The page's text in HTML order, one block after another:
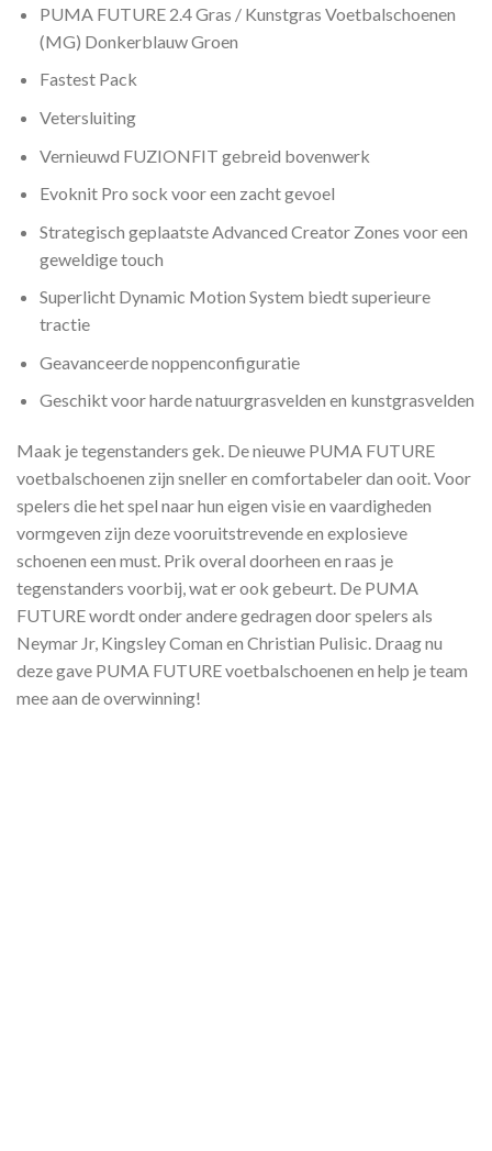
PUMA FUTURE 2.4 Gras / Kunstgras Voetbalschoenen
(MG) Donkerblauw Groen
Fastest Pack
Vetersluiting
Vernieuwd FUZIONFIT gebreid bovenwerk
Evoknit Pro sock voor een zacht gevoel
Strategisch geplaatste Advanced Creator Zones voor een
geweldige touch
Superlicht Dynamic Motion System biedt superieure
tractie
Geavanceerde noppenconfiguratie
Geschikt voor harde natuurgrasvelden en kunstgrasvelden
Maak je tegenstanders gek. De nieuwe PUMA FUTURE
voetbalschoenen zijn sneller en comfortabeler dan ooit. Voor
spelers die het spel naar hun eigen visie en vaardigheden
vormgeven zijn deze vooruitstrevende en explosieve
schoenen een must. Prik overal doorheen en raas je
tegenstanders voorbij, wat er ook gebeurt. De PUMA
FUTURE wordt onder andere gedragen door spelers als
Neymar Jr, Kingsley Coman en Christian Pulisic. Draag nu
deze gave PUMA FUTURE voetbalschoenen en help je team
mee aan de overwinning!